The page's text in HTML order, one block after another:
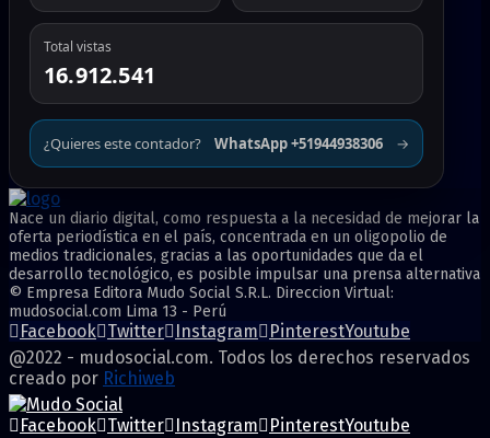
Total vistas
16.912.541
¿Quieres este contador? WhatsApp +51944938306 →
Nace un diario digital, como respuesta a la necesidad de mejorar la
oferta periodística en el país, concentrada en un oligopolio de
medios tradicionales, gracias a las oportunidades que da el
desarrollo tecnológico, es posible impulsar una prensa alternativa
© Empresa Editora Mudo Social S.R.L. Direccion Virtual:
mudosocial.com Lima 13 - Perú
Facebook Twitter Instagram PinterestYoutube
@2022 - mudosocial.com. Todos los derechos reservados
creado por Richiweb
Facebook Twitter Instagram PinterestYoutube